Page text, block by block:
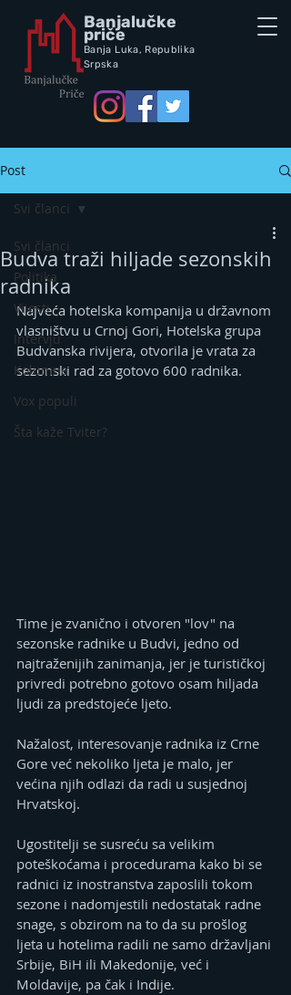
Banjalučke
priče
Banja Luka, Republika
Srpska
Post
Svi članci
Politika
Vijesti
Intervju
Kolumna
Vox populi
Šta kaže Tviter?
Svi članci
Budva traži hiljade sezonskih
radnika
Najveća hotelska kompanija u državnom
vlasništvu u Crnoj Gori, Hotelska grupa
Budvanska rivijera, otvorila je vrata za
sezonski rad za gotovo 600 radnika.
Time je zvanično i otvoren "lov" na
sezonske radnike u Budvi, jedno od
najtraženijih zanimanja, jer je turističkoj
privredi potrebno gotovo osam hiljada
ljudi za predstojeće ljeto.
Nažalost, interesovanje radnika iz Crne
Gore već nekoliko ljeta je malo, jer
većina njih odlazi da radi u susjednoj
Hrvatskoj.
Ugostitelji se susreću sa velikim
poteškoćama i procedurama kako bi se
radnici iz inostranstva zaposlili tokom
sezone i nadomjestili nedostatak radne
snage, s obzirom na to da su prošlog
ljeta u hotelima radili ne samo državljani
Srbije, BiH ili Makedonije, već i
Moldavije, pa čak i Indije.